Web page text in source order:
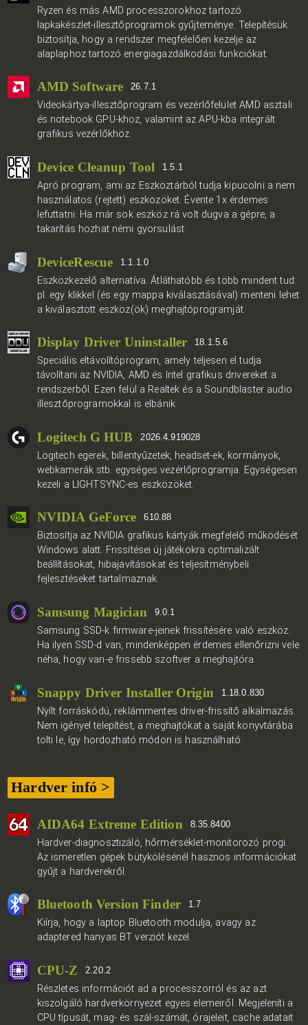
Ryzen és más AMD processzorokhoz tartozó
lapkakészlet-illesztőprogramok gyűjteménye. Telepítésük
biztosítja, hogy a rendszer megfelelően kezelje az
alaplaphoz tartozó energiagazdálkodási funkciókat.
AMD Software 26.7.1
Videokártya-illesztőprogram és vezérlőfelület AMD asztali
és notebook GPU-khoz, valamint az APU-kba integrált
grafikus vezérlőkhöz.
Device Cleanup Tool 1.5.1
Apró program, ami az Eszköztárból tudja kipucolni a nem
használatos (rejtett) eszközöket. Évente 1x érdemes
lefuttatni. Ha már sok eszköz rá volt dugva a gépre, a
takarítás hozhat némi gyorsulást.
DeviceRescue 1.1.1.0
Eszközkezelő alternatíva. Átláthatóbb és több mindent tud:
pl. egy klikkel (és egy mappa kiválasztásával) menteni lehet
a kiválasztott eszköz(ök) meghajtóprogramját.
Display Driver Uninstaller 18.1.5.6
Speciális eltávolítóprogram, amely teljesen el tudja
távolítani az NVIDIA, AMD és Intel grafikus drivereket a
rendszerből. Ezen felül a Realtek és a Soundblaster audio
illesztőprogramokkal is elbánik.
Logitech G HUB 2026.4.919028
Logitech egerek, billentyűzetek, headset-ek, kormányok,
webkamerák stb. egységes vezérlőprogramja. Egységesen
kezeli a LIGHTSYNC-es eszközöket.
NVIDIA GeForce 610.88
Biztosítja az NVIDIA grafikus kártyák megfelelő működését
Windows alatt. Frissítései új játékokra optimalizált
beállításokat, hibajavításokat és teljesítménybeli
fejlesztéseket tartalmaznak.
Samsung Magician 9.0.1
Samsung SSD-k firmware-jeinek frissítésére való eszköz.
Ha ilyen SSD-d van, mindenképpen érdemes ellenőrizni vele
néha, hogy van-e frissebb szoftver a meghajtóra.
Snappy Driver Installer Origin 1.18.0.830
Nyílt forráskódú, reklámmentes driver-frissítő alkalmazás.
Nem igényel telepítést, a meghajtókat a saját könyvtárába
tölti le, így hordozható módon is használható.
Hardver infó >
AIDA64 Extreme Edition 8.35.8400
Hardver-diagnosztizáló, hőrmérséklet-monitorozó progi.
Az ismeretlen gépek bütykölésénél hasznos információkat
gyűjt a hardverekről.
Bluetooth Version Finder 1.7
Kiírja, hogy a laptop Bluetooth modulja, avagy az
adaptered hanyas BT verziót kezel.
CPU-Z 2.20.2
Részletes információt ad a processzorról és az azt
kiszolgáló hardverkörnyezet egyes elemeiről. Megjeleníti a
CPU típusát, mag- és szál-számát, órajeleit, cache adatait